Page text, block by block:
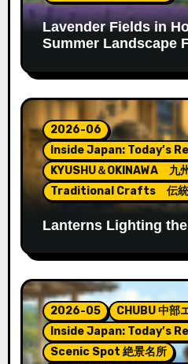
Lavender Fields in
Summer Landscape
2026-06
Inside Japan: Today’s
KYUSHU＆OKINAWA 九
Traditional Crafts 伝統
Lanterns Lighting
2026-05
CHUBU 中部
Inside Japan: Today’s
Scenic Spot 絶景名所